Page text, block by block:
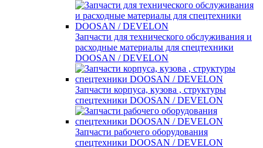
Запчасти для технического обслуживания и
расходные материалы для спецтехники
DOOSAN / DEVELON
Запчасти корпуса, кузова , структуры
спецтехники DOOSAN / DEVELON
Запчасти рабочего оборудования
спецтехники DOOSAN / DEVELON